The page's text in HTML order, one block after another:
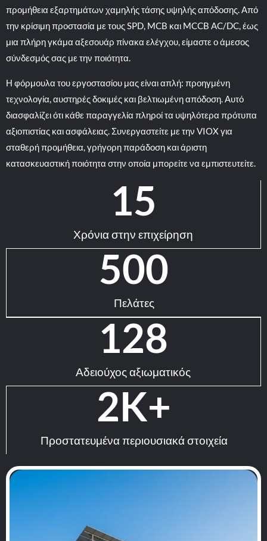
προμήθεια εξαρτημάτων χαμηλής τάσης υψηλής απόδοσης. Από
την κρίσιμη προστασία με τους SPD, MCB και MCCB AC/DC, έως
μια πλήρη γκάμα αξεσουάρ πίνακα ελέγχου, είμαστε ο άμεσος
σύνδεσμός σας με την ποιότητα.
Η φόρμουλα του εργοστασίου μας είναι απλή: προηγμένη
τεχνολογία, αυστηρές δοκιμές και βελτιωμένη απόδοση. Αυτό
διασφαλίζει ότι κάθε παραγγελία πληροί τα υψηλότερα πρότυπα
αξιοπιστίας και ασφάλειας. Συνεργαστείτε με την VIOX για
σταθερή προμήθεια, γρήγορη παράδοση και άριστη
κατασκευαστική ποιότητα στην οποία μπορείτε να εμπιστευτείτε.
Χρόνια στην επιχείρηση
15
Πελάτες
500
Αδειούχος αξιωματικός
128
Προστατευμένα περιουσιακά στοιχεία
2K+